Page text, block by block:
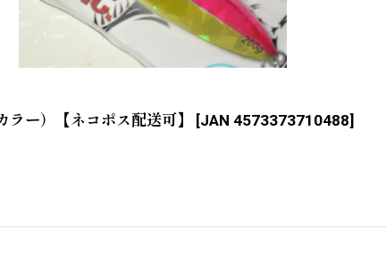
ー）【ネコポス配送可】 [JAN 4573373710488]